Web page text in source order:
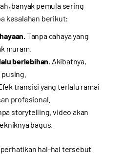
banyak pemula sering
kesalahan berikut:
Tanpa cahaya yang
muram.
berlebihan. Akibatnya,
transisi yang terlalu ramai
profesional.
storytelling, video akan
bagus.
hal-hal tersebut